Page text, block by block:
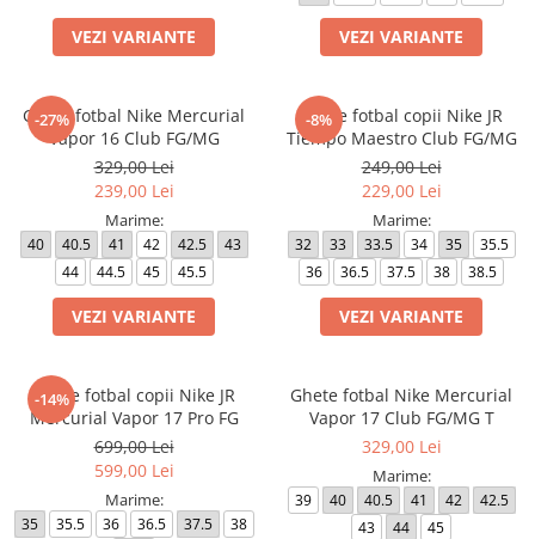
Pantaloni lungi fotbal copii
Imbracaminte fotbal femei
Tricouri fotbal femei
Sorturi fotbal femei
Pantaloni lungi fotbal femei
Echipament portar
VEZI VARIANTE VEZI VARIANTE
-27%
Ghete fotbal Nike Mercurial
Vapor 16 Club FG/MG
329,00 Lei
239,00 Lei
Marime:
40 40.5 41 42 42.5
43
44
44.5 45 45.5
VEZI VARIANTE
-8%
Ghete fotbal copii Nike JR
Tiempo Maestro Club FG/MG
249,00 Lei
229,00 Lei
Marime:
32 33 33.5 34 35
35.5
36
36.5 37.5 38 38.5
VEZI VARIANTE
-14%
Ghete fotbal copii Nike JR
Mercurial Vapor 17 Pro FG
699,00 Lei
599,00 Lei
Marime:
35 35.5 36 36.5 37.5
38
Ghete fotbal Nike Mercurial
Vapor 17 Club FG/MG T
329,00 Lei
Marime:
39 40 40.5 41 42
42.5
43
44 45